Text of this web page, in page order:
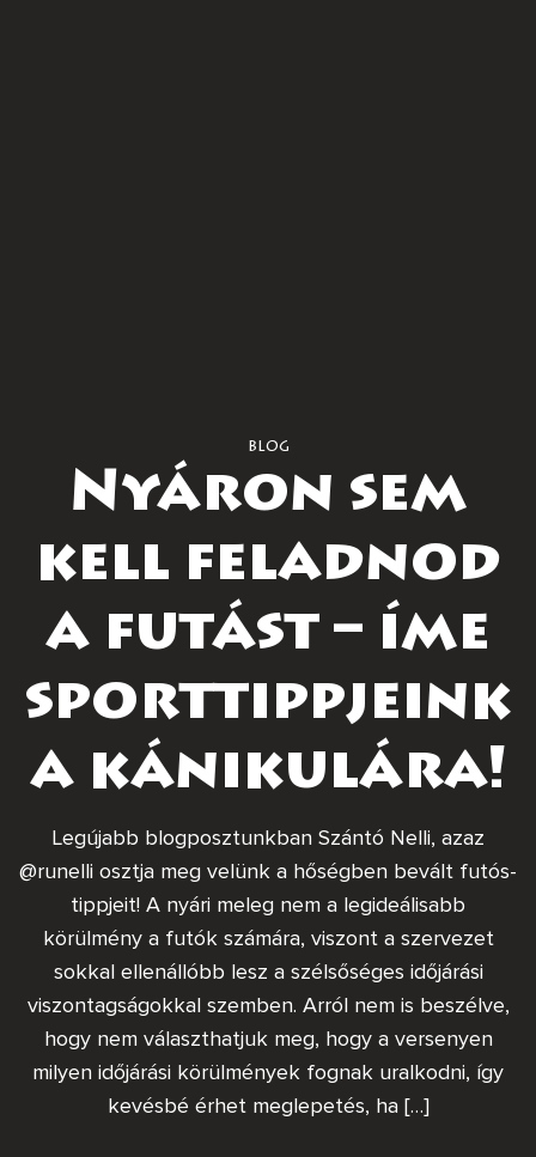
blog
Nyáron sem
kell feladnod
a futást – íme
sporttippjeink
a kánikulára!
Legújabb blogposztunkban Szántó Nelli, azaz
@runelli osztja meg velünk a hőségben bevált futós-
tippjeit! A nyári meleg nem a legideálisabb
körülmény a futók számára, viszont a szervezet
sokkal ellenállóbb lesz a szélsőséges időjárási
viszontagságokkal szemben. Arról nem is beszélve,
hogy nem választhatjuk meg, hogy a versenyen
milyen időjárási körülmények fognak uralkodni, így
kevésbé érhet meglepetés, ha […]